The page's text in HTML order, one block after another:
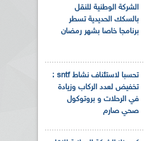
الشركة الوطنية للنقل
بالسكك الحديدية تسطر
برنامجا خاصا بشهر رمضان
تحسبا لاستئناف نشاط sntf :
تخفيض لعدد الركاب وزيادة
في الرحلات و بروتوكول
صحي صارم